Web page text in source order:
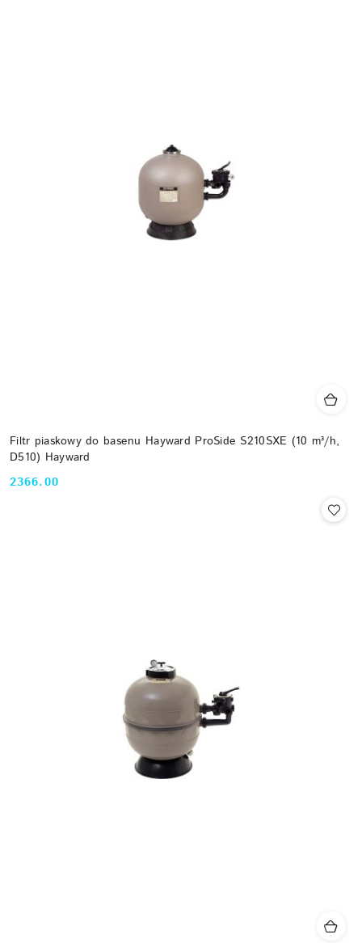
Filtr piaskowy do basenu Hayward ProSide S210SXE (10 m³/h,
D510) Hayward
Cena:
2366.00